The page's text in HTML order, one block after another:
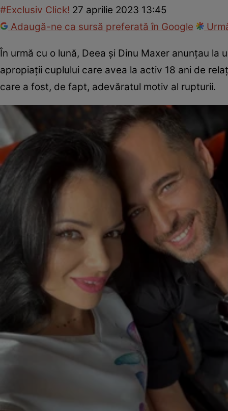
#Exclusiv Click! 27 aprilie 2023 13:45
Adaugă-ne ca sursă preferată în Google
În urmă cu o lună, Deea și Dinu Maxer anunțau
apropiații cuplului care avea la activ 18 ani de
care a fost, de fapt, adevăratul motiv al rupturii.